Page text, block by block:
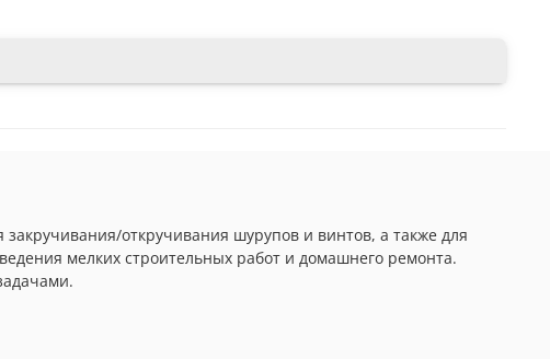
откручивания шурупов и винтов, а также для
мелких строительных работ и домашнего ремонта.